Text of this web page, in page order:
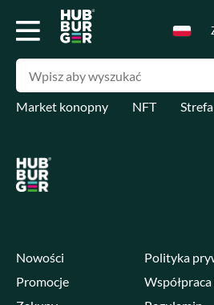
Market konopny NFT
Nowości
Promocje
Polityka